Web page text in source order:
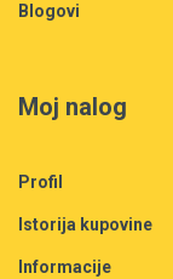
Blogovi
Moj nalog
Profil
Istorija kupovine
Informacije